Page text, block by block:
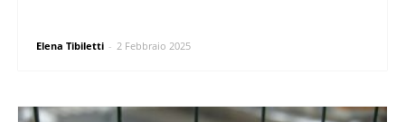
Elena Tibiletti - 2 Febbraio 2025